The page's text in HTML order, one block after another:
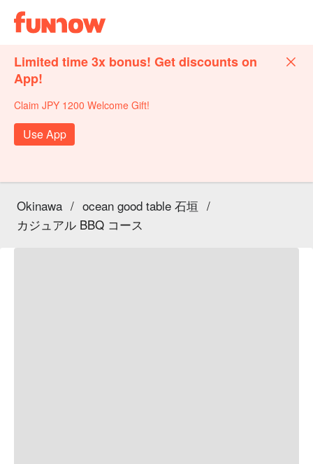
Limited time 3x bonus! Get discounts on
App!
Claim JPY 1200 Welcome Gift!
Use App
Okinawa / ocean good table 石垣 /
カジュアル BBQ コース